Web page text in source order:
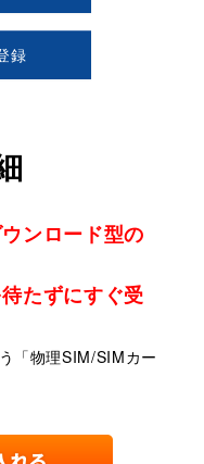
録
ンロード型の
たずにすぐ受
「物理SIM/SIMカー